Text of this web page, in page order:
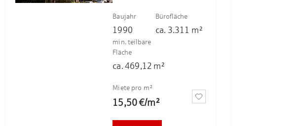
Baujahr
1990
Bürofläche
ca. 3.311 m²
min. teilbare
Fläche
ca. 469,12 m²
Miete pro m²
15,50 €/m²